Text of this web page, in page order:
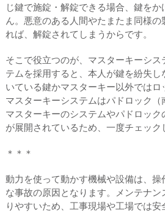
じ鍵で施錠・解錠できる場合、鍵を
ん。悪意のある人間やたまたま同様
れば、解錠されてしまうからです。
そこで役立つのが、マスターキーシス
テムを採用すると、本人が鍵を紛失
いている鍵かマスターキー以外ではロ
マスターキーシステムはパドロック（
マスターキーのシステムやパドロッ
が展開されているため、一度チェック
＊＊＊
動力を使って動かす機械や設備は、操
な事故の原因となります。メンテナン
りやすいため、工事現場や工場では